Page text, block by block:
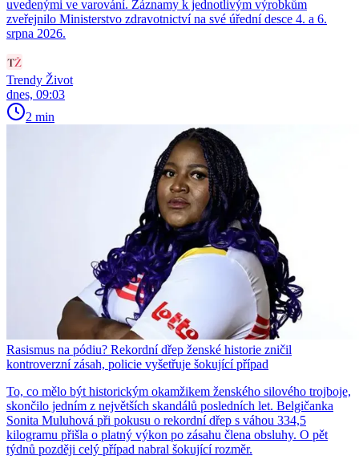
uvedenými ve varování. Záznamy k jednotlivým výrobkům
zveřejnilo Ministerstvo zdravotnictví na své úřední desce 4. a 6.
srpna 2026.
Trendy Život
dnes, 09:03
2 min
Rasismus na pódiu? Rekordní dřep ženské historie zničil
kontroverzní zásah, policie vyšetřuje šokující případ
To, co mělo být historickým okamžikem ženského silového trojboje,
skončilo jedním z největších skandálů posledních let. Belgičanka
Sonita Muluhová při pokusu o rekordní dřep s váhou 334,5
kilogramu přišla o platný výkon po zásahu člena obsluhy. O pět
týdnů později celý případ nabral šokující rozměr.